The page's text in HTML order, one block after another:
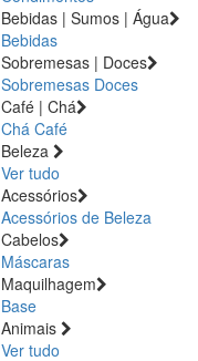
Bebidas | Sumos | Água
Bebidas
Sobremesas | Doces
Sobremesas Doces
Café | Chá
Chá Café
Beleza
Ver tudo
Acessórios
Acessórios de Beleza
Cabelos
Máscaras
Maquilhagem
Base
Animais
Ver tudo